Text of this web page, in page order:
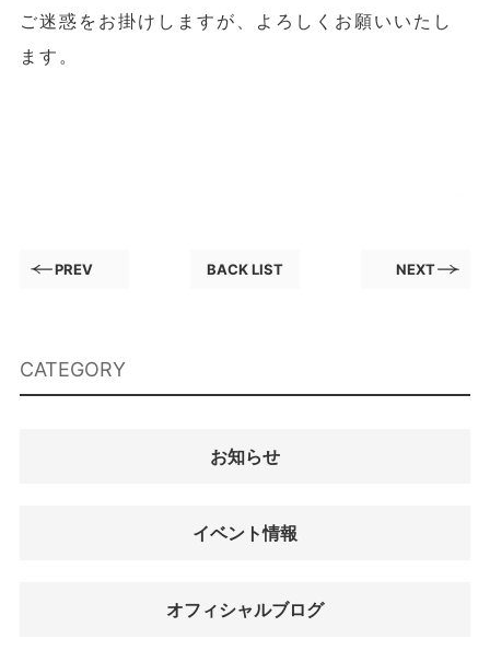
ご迷惑をお掛けしますが、よろしくお願いいたし
ます。
PREV BACK LIST NEXT
CATEGORY
お知らせ
イベント情報
オフィシャルブログ